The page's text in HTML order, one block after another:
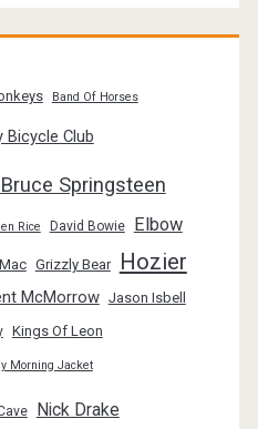
Band Of Horses
Bicycle Club
Bruce Springsteen
Rice David Bowie Elbow
Grizzly Bear Hozier
McMorrow Jason Isbell
Kings Of Leon
Morning Jacket
Nick Drake